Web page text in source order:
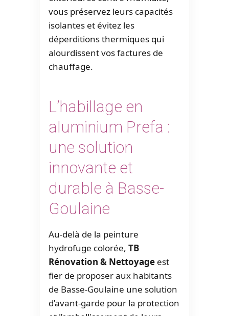
vous préservez leurs capacités
isolantes et évitez les
déperditions thermiques qui
alourdissent vos factures de
chauffage.
L’habillage en
aluminium Prefa :
une solution
innovante et
durable à Basse-
Goulaine
Au-delà de la peinture
hydrofuge colorée, TB
Rénovation & Nettoyage est
fier de proposer aux habitants
de Basse-Goulaine une solution
d’avant-garde pour la protection